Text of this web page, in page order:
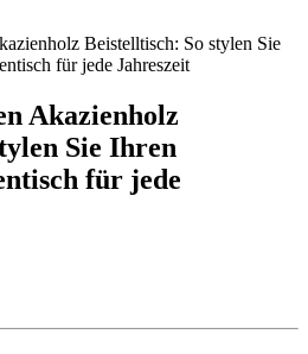
Beistelltisch: So stylen Sie
für jede Jahreszeit
Akazienholz
Sie Ihren
für jede